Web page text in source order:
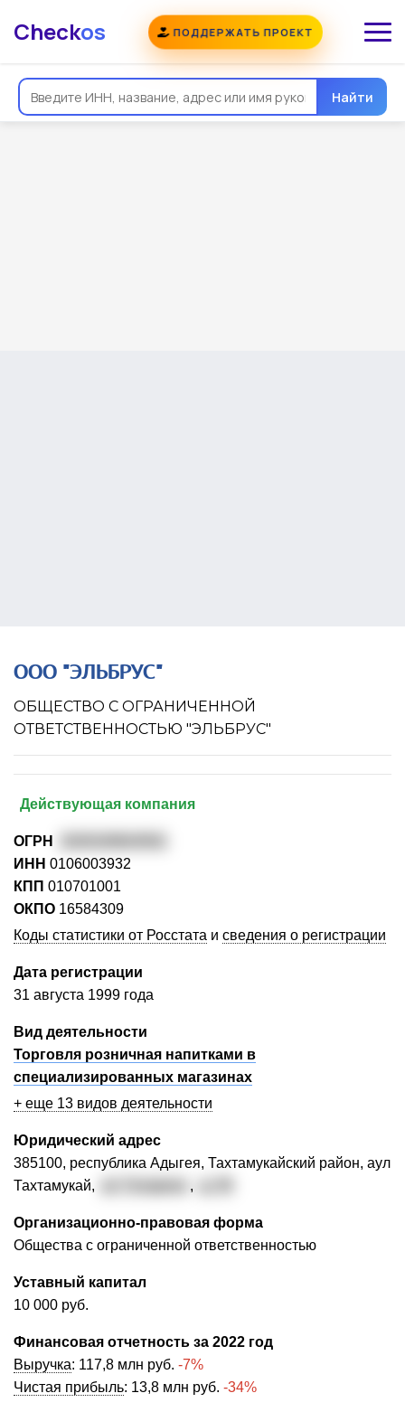
Checkos ПОДДЕРЖАТЬ ПРОЕКТ
Найти
ООО "ЭЛЬБРУС"
ОБЩЕСТВО С ОГРАНИЧЕННОЙ
ОТВЕТСТВЕННОСТЬЮ "ЭЛЬБРУС"
Действующая компания
ОГРН
ИНН 0106003932
КПП 010701001
ОКПО 16584309
Коды статистики от Росстата и сведения о регистрации
Дата регистрации
31 августа 1999 года
Вид деятельности
Торговля розничная напитками в
специализированных магазинах
+ еще 13 видов деятельности
Юридический адрес
385100, республика Адыгея, Тахтамукайский район, аул
Тахтамукай,
,
Организационно-правовая форма
Общества с ограниченной ответственностью
Уставный капитал
10 000 руб.
Финансовая отчетность за 2022 год
Выручка: 117,8 млн руб. -7%
Чистая прибыль: 13,8 млн руб. -34%